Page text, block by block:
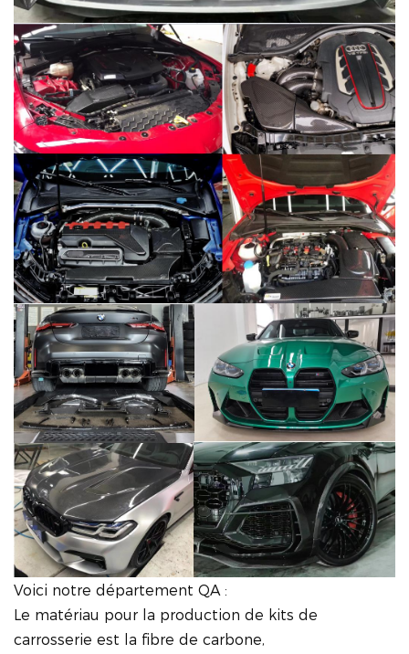
Voici notre département QA :
Le matériau pour la production de kits de
carrosserie est la fibre de carbone,